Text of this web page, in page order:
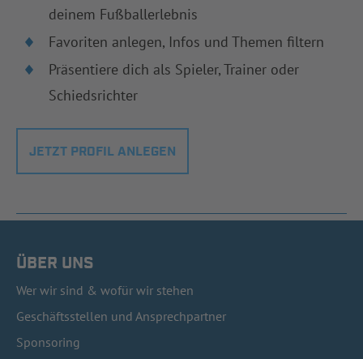
deinem Fußballerlebnis
Favoriten anlegen, Infos und Themen filtern
Präsentiere dich als Spieler, Trainer oder
Schiedsrichter
JETZT PROFIL ANLEGEN
ÜBER UNS
Wer wir sind & wofür wir stehen
Geschäftsstellen und Ansprechpartner
Sponsoring